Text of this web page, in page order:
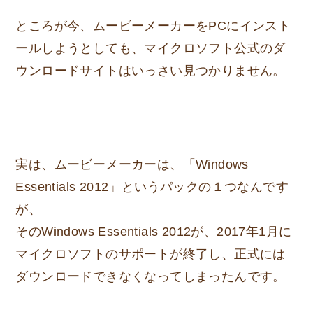
ところが今、ムービーメーカーをPCにインスト
ールしようとしても、マイクロソフト公式のダ
ウンロードサイトはいっさい見つかりません。
実は、ムービーメーカーは、「Windows
Essentials 2012」というパックの１つなんです
が、
そのWindows Essentials 2012が、2017年1月に
マイクロソフトのサポートが終了し、正式には
ダウンロードできなくなってしまったんです。